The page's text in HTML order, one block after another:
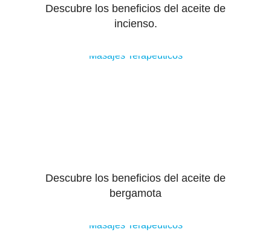
Descubre los beneficios del aceite de
incienso.
Masajes Terapeuticos
Descubre los beneficios del aceite de
bergamota
Masajes Terapeuticos